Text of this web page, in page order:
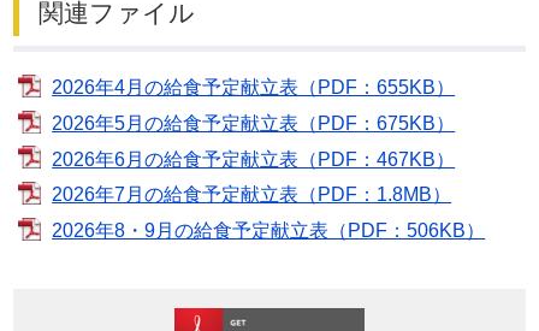
関連ファイル
2026年4月の給食予定献立表（PDF：655KB）
2026年5月の給食予定献立表（PDF：675KB）
2026年6月の給食予定献立表（PDF：467KB）
2026年7月の給食予定献立表（PDF：1.8MB）
2026年8・9月の給食予定献立表（PDF：506KB）